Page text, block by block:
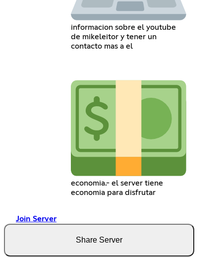
informacion sobre el youtube
de mikeleitor y tener un
contacto mas a el
economia.- el server tiene
economia para disfrutar
Join Server
Share Server